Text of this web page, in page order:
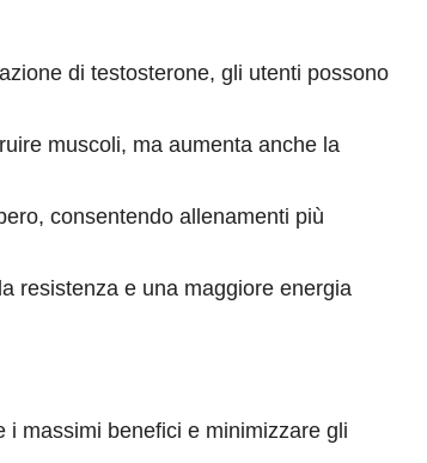
di testosterone, gli utenti possono
muscoli, ma aumenta anche la
consentendo allenamenti più
resistenza e una maggiore energia
massimi benefici e minimizzare gli